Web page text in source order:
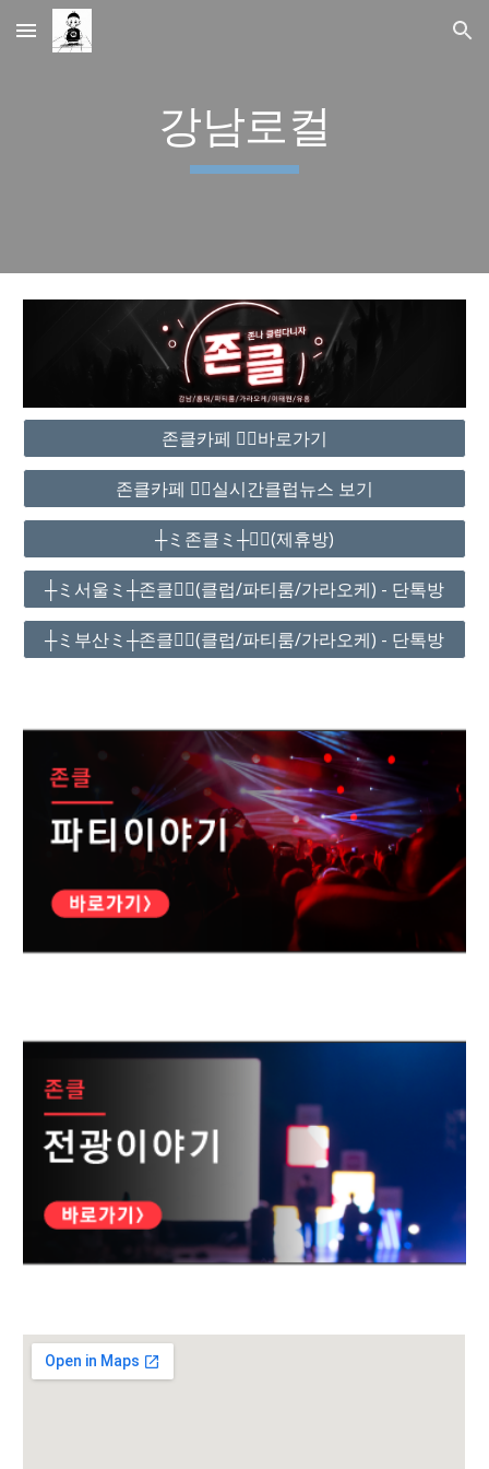
Skip to main content Skip to navigation
강남로컬
존클카페 ❤️‍🔥바로가기
존클카페 ❤️‍🔥실시간클럽뉴스 보기
┼ミ존클ミ┼❤️‍🔥(제휴방)
┼ミ서울ミ┼존클❤️‍🔥(클럽/파티룸/가라오케) - 단톡방
┼ミ부산ミ┼존클❤️‍🔥(클럽/파티룸/가라오케) - 단톡방